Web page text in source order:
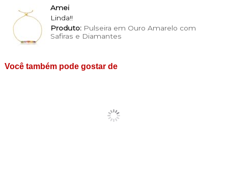
Amei
Linda!!
Produto:Pulseira em Ouro Amarelo com
Safiras e Diamantes
Você também pode gostar de